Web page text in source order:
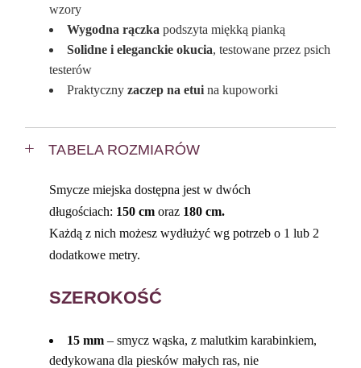
wzory
Wygodna rączka podszyta miękką pianką
Solidne i eleganckie okucia, testowane przez psich
testerów
Praktyczny zaczep na etui na kupoworki
TABELA ROZMIARÓW
Smycze miejska dostępna jest w dwóch
długościach: 150 cmoraz 180 cm.
Każdą z nich możesz wydłużyć wg potrzeb o 1 lub 2
dodatkowe metry.
SZEROKOŚĆ
15 mm – smycz wąska, z malutkim karabinkiem,
dedykowana dla piesków małych ras, nie